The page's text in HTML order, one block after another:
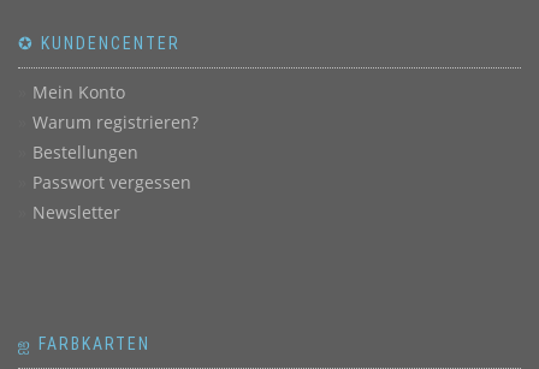
✪ KUNDENCENTER
Mein Konto
Warum registrieren?
Bestellungen
Passwort vergessen
Newsletter
ஐ FARBKARTEN